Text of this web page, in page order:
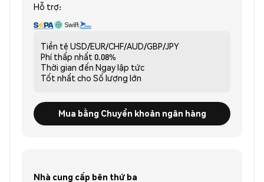
Hỗ trợ:
Tiền tệ USD/EUR/CHF/AUD/GBP/JPY
Phí thấp nhất 0.08%
Thời gian đến Ngay lập tức
Tốt nhất cho Số lượng lớn
Mua bằng Chuyển khoản ngân hàng
Nhà cung cấp bên thứ ba